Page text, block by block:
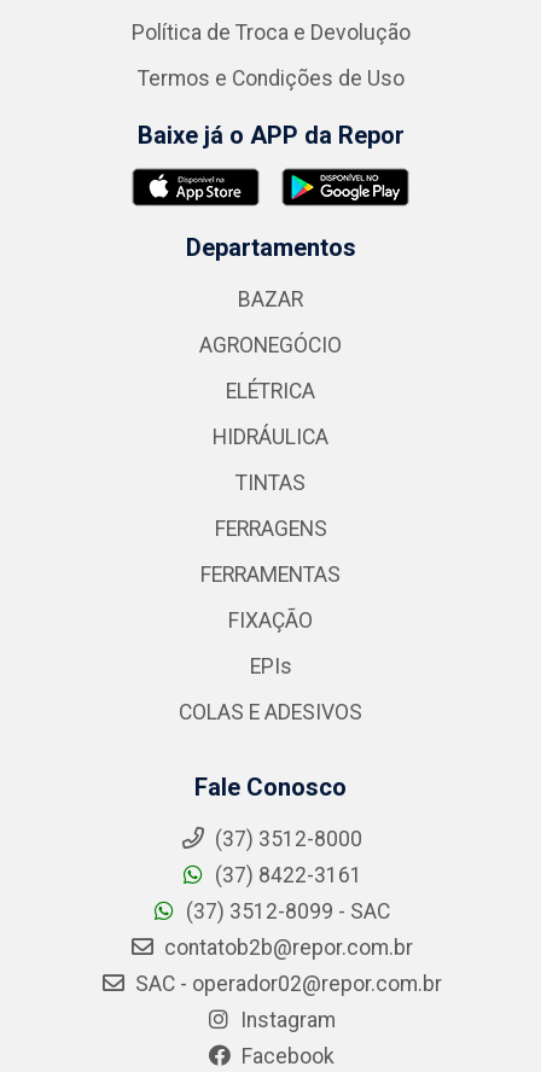
Política de Troca e Devolução
Termos e Condições de Uso
Baixe já o APP da Repor
Departamentos
BAZAR
AGRONEGÓCIO
ELÉTRICA
HIDRÁULICA
TINTAS
FERRAGENS
FERRAMENTAS
FIXAÇÃO
EPIs
COLAS E ADESIVOS
Fale Conosco
(37) 3512-8000
(37) 8422-3161
(37) 3512-8099 - SAC
contatob2b@repor.com.br
SAC - operador02@repor.com.br
Instagram
Facebook